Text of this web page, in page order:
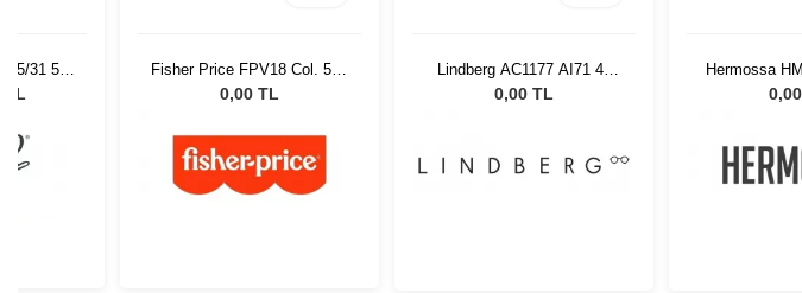
95/31 55
TL
Fisher Price FPV18 Col. 522
41
0,00 TL
Lindberg AC1177 AI71 49
135
0,00 TL
Hermossa
19